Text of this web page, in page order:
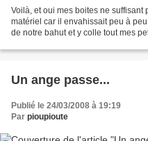
Voilà, et oui mes boites ne suffisant
matériel car il envahissait peu à
de notre bahut et y colle tout mes
Un ange passe...
Publié le 24/03/2008 à 19:19
Par pioupioute